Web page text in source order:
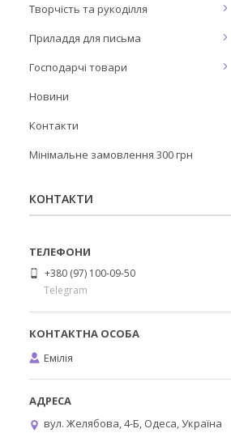
Творчість та рукоділля
Приладдя для письма
Господарчі товари
Новини
Контакти
Мінімальне замовлення 300 грн
КОНТАКТИ
+380 (97) 100-09-50
Telegram
Емілія
вул. Желябова, 4-Б, Одеса, Україна